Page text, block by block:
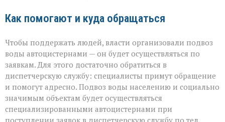
Как помогают и куда обращаться
Чтобы поддержать людей, власти организовали подвоз
воды автоцистернами — он будет осуществляться по
заявкам. Для этого достаточно обратиться в
диспетчерскую службу: специалисты примут обращение
и помогут адресно. Подвоз воды населению и социально
значимым объектам будет осуществляться
специализированными автоцистернами при
поступлении заявок в диспетчерскую службу по тел.